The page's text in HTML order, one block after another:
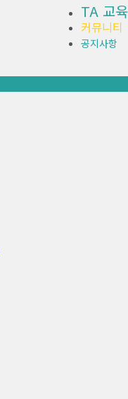
TA 교육
커뮤니티
공지사항